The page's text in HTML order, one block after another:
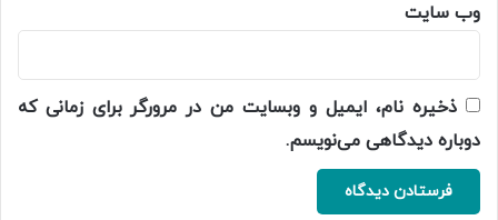
وب‌ سایت
ذخیره نام، ایمیل و وبسایت من در مرورگر برای زمانی که
دوباره دیدگاهی می‌نویسم.